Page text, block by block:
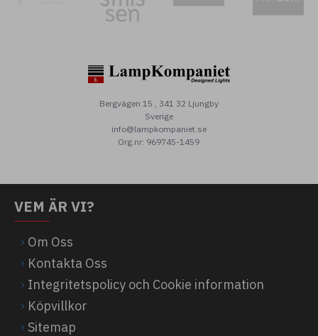
Bergvägen 15 , 341 32 Ljungby
Sverige
info@lampkompaniet.se
Org.nr: 969745-1459
VEM ÄR VI?
Om Oss
Kontakta Oss
Integritetspolicy och Cookie information
Köpvillkor
Sitemap